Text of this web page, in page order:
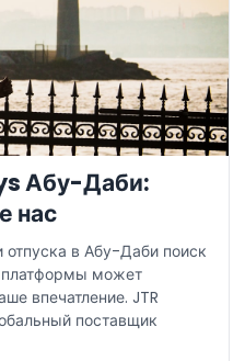
Абу-Даби:
нас
в Абу-Даби поиск
платформы может
впечатление. JTR
поставщик